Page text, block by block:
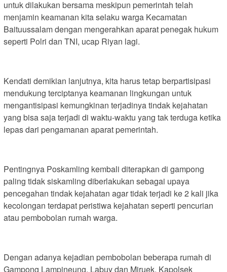
untuk dilakukan bersama meskipun pemerintah telah
menjamin keamanan kita selaku warga Kecamatan
Baituussalam dengan mengerahkan aparat penegak hukum
seperti Polri dan TNI, ucap Riyan lagi.
Kendati demikian lanjutnya, kita harus tetap berpartisipasi
mendukung terciptanya keamanan lingkungan untuk
mengantisipasi kemungkinan terjadinya tindak kejahatan
yang bisa saja terjadi di waktu-waktu yang tak terduga ketika
lepas dari pengamanan aparat pemerintah.
Pentingnya Poskamling kembali diterapkan di gampong
paling tidak siskamling diberlakukan sebagai upaya
pencegahan tindak kejahatan agar tidak terjadi ke 2 kali jika
kecolongan terdapat peristiwa kejahatan seperti pencurian
atau pembobolan rumah warga.
Dengan adanya kejadian pembobolan beberapa rumah di
Gampong Lampineung, Labuy dan Miruek, Kapolsek